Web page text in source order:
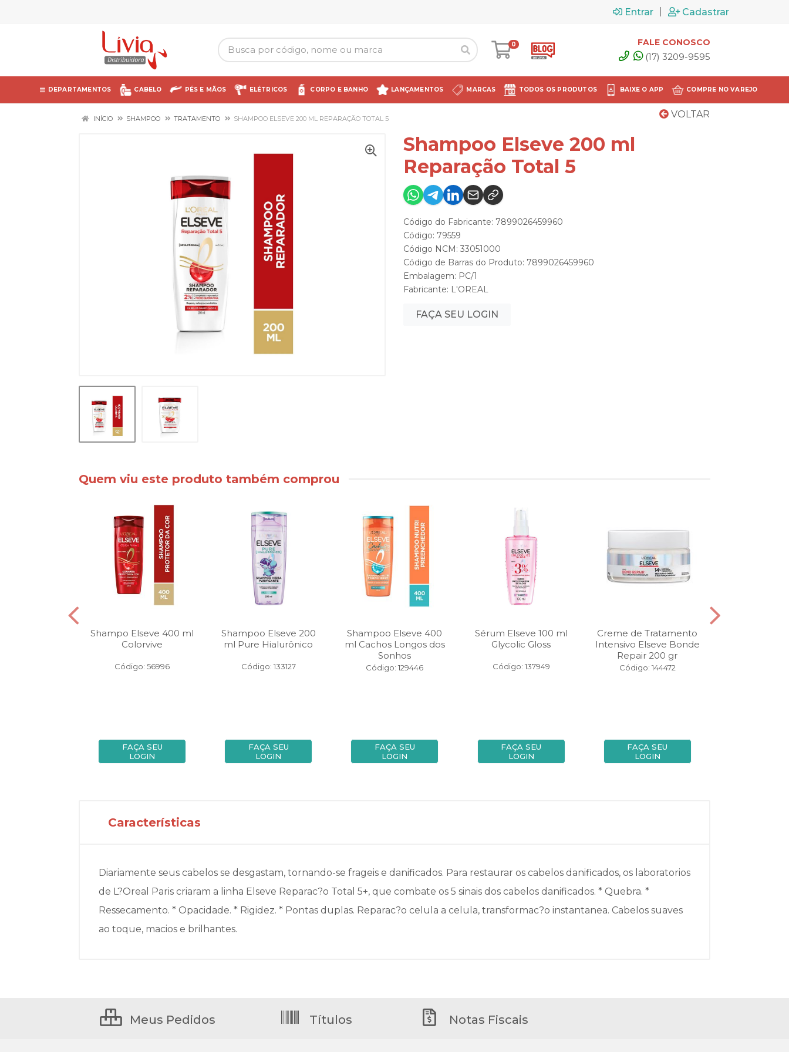
Entrar Cadastrar
0 FALE CONOSCO
(17) 3209-9595
DEPARTAMENTOS CABELO PÉS E MÃOS ELÉTRICOS CORPO E BANHO LANÇAMENTOS MARCAS TODOS OS PRODUTOS BAIXE O APP COMPRE NO VAREJO
VOLTAR
INÍCIO SHAMPOO TRATAMENTO SHAMPOO ELSEVE 200 ML REPARAÇÃO TOTAL 5
Shampoo Elseve 200 ml
Reparação Total 5
Código do Fabricante: 7899026459960
Código: 79559
Código NCM: 33051000
Código de Barras do Produto: 7899026459960
Embalagem: PC/1
Fabricante: L'OREAL
FAÇA SEU LOGIN
Quem viu este produto também comprou
Shampo Elseve 400 ml
Colorvive
Código: 56996
FAÇA SEU
LOGIN
Shampoo Elseve 200
ml Pure Hialurônico
Código: 133127
FAÇA SEU
LOGIN
Shampoo Elseve 400
ml Cachos Longos dos
Sonhos
Código: 129446
FAÇA SEU
LOGIN
Sérum Elseve 100 ml
Glycolic Gloss
Código: 137949
FAÇA SEU
LOGIN
Creme de Tratamento
Intensivo Elseve Bonde
Repair 200 gr
Código: 144472
FAÇA SEU
LOGIN
Características
Diariamente seus cabelos se desgastam, tornando-se frageis e danificados. Para restaurar os cabelos danificados, os laboratorios
de L?Oreal Paris criaram a linha Elseve Reparac?o Total 5+, que combate os 5 sinais dos cabelos danificados. * Quebra. *
Ressecamento. * Opacidade. * Rigidez. * Pontas duplas. Reparac?o celula a celula, transformac?o instantanea. Cabelos suaves
ao toque, macios e brilhantes.
Meus Pedidos Títulos Notas Fiscais